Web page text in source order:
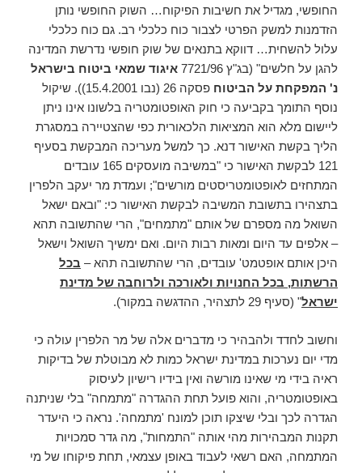
החופשי, מגדיל את חשיבות הפיקוח… השוק החופשי נותן
הזדמנות למשק הפרטי לצבור כוח כלכלי רב. גם כוח כלכלי
עלול להשחית… דווקא בתנאים של שוק חופשי נדרשת המדינה
להגן על חלשים" (בג"ץ 7721/96
איגוד שמאי ביטוח בישראל
נ' המפקחת על הביטוח
פסקה 26 (נבו 15.4.2001)). שיקול
נוסף התומך בקביעה כי חוק האופטומטריה בלשונו אינו ניתן
ליישום מלא הוא המציאות הלכאורית כפי שהצטיירה במסגרת
הליך בקשת האישור דנא. כך למשל מעריכה המבקשת בסעיף
121 לבקשת האישור כי "במשיבה מועסקים 165 עובדים
המתחזים לאופטומטריסטים מורשים"; ועמדת מר יעקב הלפרין
בתצהירו בתשובת המשיבה לבקשת האישור כי: "ובאם ישאל
השואל מה מספרם של אותם "מתמחים", הרי שהתשובה תהא
– אלפים עד היום ומאות רבות היום. ואם ימשיך השואל וישאל
היכן אותם אופטמט' עובדים, הרי שהתשובה תהא – בכל
הרשתות, בכל החנויות ולאורכה ולרוחבה של מדינת
ישראל" (סעיף 29 לתצהיר, ההדגשה במקור).
וחשוב לחדד ולהבהיר כי מדברים אלה של מר הלפרין עולה כי
מדי יום נערכות במדינת ישראל כמות לא מבוטלת של בדיקות
ראיה בידי מי שאינו מורשה ואין בידיו רישיון לעיסוק
באופטומטריה, והוא פועל תחת ההגדרה "מתמחה" בלי שניתנה
הגדרה לכך ובלי שיצקו תוכן למונח 'מתמחה'. נראה כי היעדר
תקנות המבהירות מהי אותה "התמחות", מה גדר סמכויות
המתמחה, האם רשאי לעבוד באופן עצמאי, תחת פיקוחו של מי